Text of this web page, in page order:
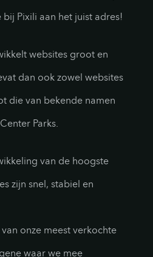
Pixili aan het juist adres!
websites groot en
dan ook zowel websites
die van bekende namen
Parks.
van de hoogste
zijn snel, stabiel en
onze meest verkochte
waar we mee